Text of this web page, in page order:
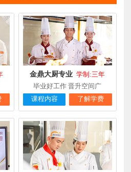
福建福州 3天前 在线报名
福建厦门 4天前 在线报名
福建厦门 4天前 在线报名
金鼎大厨专业 学制:三年
毕业好工作 晋升空间广
课程内容
了解学费